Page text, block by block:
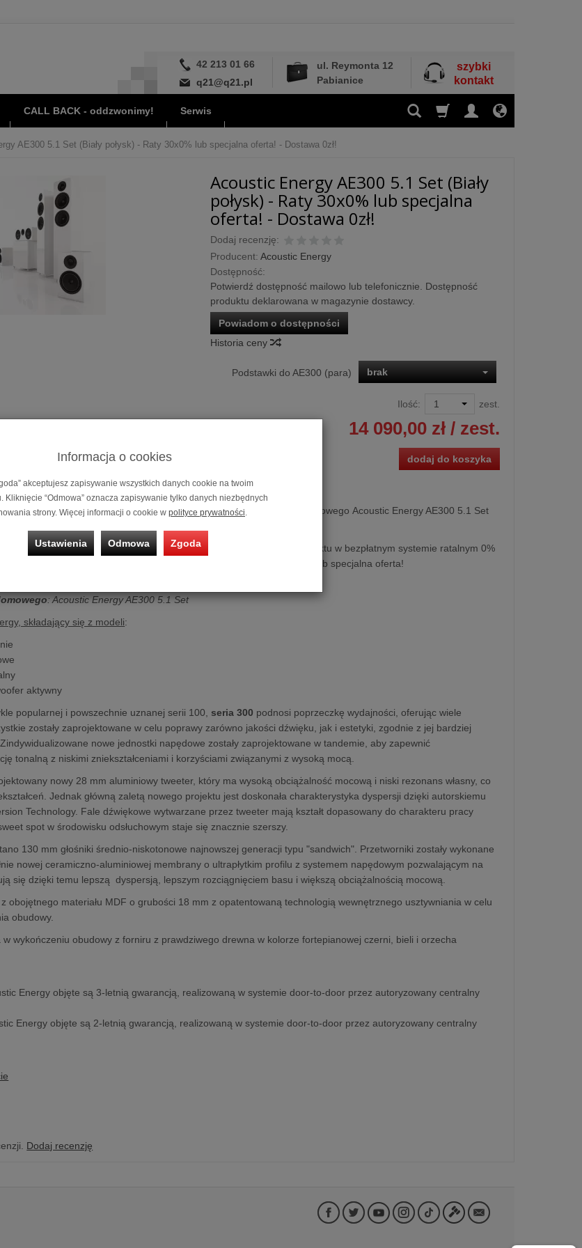
42 213 01 66
q21@q21.pl
ul. Reymonta 12
Pabianice
szybki
kontakt
CALL BACK - oddzwonimy! Serwis
AE300 5.1 Set (Biały połysk) - Raty 30x0% lub specjalna oferta! - Dostawa 0zł!
Acoustic Energy AE300 5.1 Set (Biały
połysk) - Raty 30x0% lub specjalna
oferta! - Dostawa 0zł!
Dodaj recenzję:
Producent: Acoustic Energy
Dostępność:
Potwierdź dostępność mailowo lub telefonicznie. Dostępność
produktu deklarowana w magazynie dostawcy.
Powiadom o dostępności
Historia ceny
Podstawki do AE300 (para) brak
Ilość: zest.
14 090,00 zł/ zest.
dodaj do koszyka
Zestaw kolumn kina domowego Acoustic Energy AE300 5.1 Set
Możliwość zakupu produktu w bezpłatnym systemie ratalnym 0%
na 10, 20 i 30 miesięcy lub specjalna oferta!
: Acoustic Energy AE300 5.1 Set
składający się z modeli:
aktywny
popularnej i powszechnie uznanej serii 100, seria 300 podnosi poprzeczkę wydajności, oferując wiele
zostały zaprojektowane w celu poprawy zarówno jakości dźwięku, jak i estetyki, zgodnie z jej bardziej
nowe jednostki napędowe zostały zaprojektowane w tandemie, aby zapewnić
tonalną z niskimi zniekształceniami i korzyściami związanymi z wysoką mocą.
nowy 28 mm aluminiowy tweeter, który ma wysoką obciążalność mocową i niski rezonans własny, co
Jednak główną zaletą nowego projektu jest doskonała charakterystyka dyspersji dzięki autorskiemu
Technology. Fale dźwiękowe wytwarzane przez tweeter mają kształt dopasowany do charakteru pracy
spot w środowisku odsłuchowym staje się znacznie szerszy.
130 mm głośniki średnio-niskotonowe najnowszej generacji typu "sandwich". Przetworniki zostały wykonane
nowej ceramiczno-aluminiowej membrany o ultrapłytkim profilu z systemem napędowym pozwalającym na
się dzięki temu lepszą dyspersją, lepszym rozciągnięciem basu i większą obciążalnością mocową.
obojętnego materiału MDF o grubości 18 mm z opatentowaną technologią wewnętrznego usztywniania w celu
obudowy.
wykończeniu obudowy z forniru z prawdziwego drewna w kolorze fortepianowej czerni, bieli i orzecha
Energy objęte są 3-letnią gwarancją, realizowaną w systemie door-to-door przez autoryzowany centralny
Energy objęte są 2-letnią gwarancją, realizowaną w systemie door-to-door przez autoryzowany centralny
Dodaj recenzję
Informacja o cookies
akceptujesz zapisywanie wszystkich danych cookie na twoim
Kliknięcie “Odmowa” oznacza zapisywanie tylko danych niezbędnych
strony. Więcej informacji o cookie w polityce prywatności
Ustawienia Odmowa Zgoda